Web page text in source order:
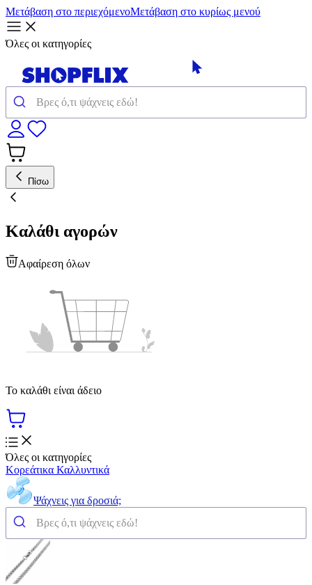
Μετάβαση στο περιεχόμενοΜετάβαση στο κυρίως μενού
Όλες οι κατηγορίες
Πίσω
Καλάθι αγορών
Αφαίρεση όλων
Το καλάθι είναι άδειο
Όλες οι κατηγορίες
Κορεάτικα Καλλυντικά
Ψάχνεις για δροσιά;